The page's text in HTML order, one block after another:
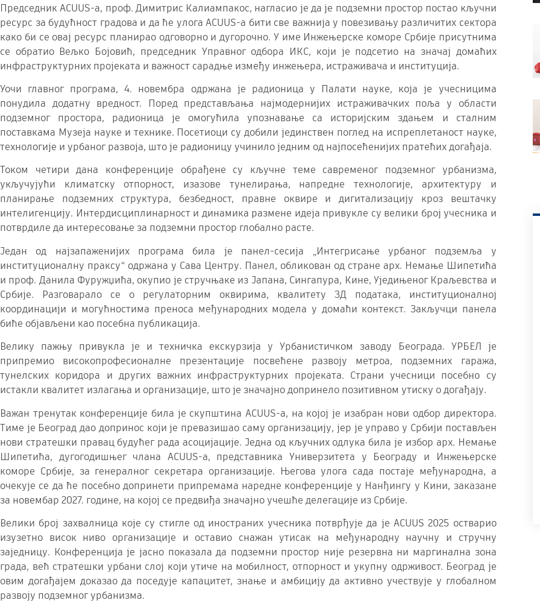
Председник ACUUS-а, проф. Димитрис Калиампакос, нагласио је да је подземни простор постао кључни
ресурс за будућност градова и да ће улога ACUUS-а бити све важнија у повезивању различитих сектора
како би се овај ресурс планирао одговорно и дугорочно. У име Инжењерске коморе Србије присутнима
се обратио Вељко Бојовић, председник Управног одбора ИКС, који је подсетио на значај домаћих
инфраструктурних пројеката и важност сарадње између инжењера, истраживача и институција.
Уочи главног програма, 4. новембра одржана је радионица у Палати науке, која је учесницима
понудила додатну вредност. Поред представљања најмодернијих истраживачких поља у области
подземног простора, радионица је омогућила упознавање са историјским здањем и сталним
поставкама Музеја науке и технике. Посетиоци су добили јединствен поглед на испреплетаност науке,
технологије и урбаног развоја, што је радионицу учинило једним од најпосећенијих пратећих догађаја.
Током четири дана конференције обрађене су кључне теме савременог подземног урбанизма,
укључујући климатску отпорност, изазове тунелирања, напредне технологије, архитектуру и
планирање подземних структура, безбедност, правне оквире и дигитализацију кроз вештачку
интелигенцију. Интердисциплинарност и динамика размене идеја привукле су велики број учесника и
потврдиле да интересовање за подземни простор глобално расте.
Један од најзапаженијих програма била је панел-сесија „Интегрисање урбаног подземља у
институционалну праксу“ одржана у Сава Центру. Панел, обликован од стране арх. Немање Шипетића
и проф. Данила Фуружџића, окупио је стручњаке из Јапана, Сингапура, Кине, Уједињеног Краљевства и
Србије. Разговарало се о регулаторним оквирима, квалитету 3Д података, институционалној
координацији и могућностима преноса међународних модела у домаћи контекст. Закључци панела
биће објављени као посебна публикација.
Велику пажњу привукла је и техничка екскурзија у Урбанистичком заводу Београда. УРБЕЛ је
припремио високопрофесионалне презентације посвећене развоју метроа, подземних гаража,
тунелских коридора и других важних инфраструктурних пројеката. Страни учесници посебно су
истакли квалитет излагања и организације, што је значајно допринело позитивном утиску о догађају.
Важан тренутак конференције била је скупштина ACUUS-а, на којој је изабран нови одбор директора.
Тиме је Београд дао допринос који је превазишао саму организацију, јер је управо у Србији постављен
нови стратешки правац будућег рада асоцијације. Једна од кључних одлука била је избор арх. Немање
Шипетића, дугогодишњег члана ACUUS-а, представника Универзитета у Београду и Инжењерске
коморе Србије, за генералног секретара организације. Његова улога сада постаје међународна, а
очекује се да ће посебно допринети припремама наредне конференције у Нанђингу у Кини, заказане
за новембар 2027. године, на којој се предвиђа значајно учешће делегације из Србије.
Велики број захвалница које су стигле од иностраних учесника потврђује да је ACUUS 2025 остварио
изузетно висок ниво организације и оставио снажан утисак на међународну научну и стручну
заједницу. Конференција је јасно показала да подземни простор није резервна ни маргинална зона
града, већ стратешки урбани слој који утиче на мобилност, отпорност и укупну одрживост. Београд је
овим догађајем доказао да поседује капацитет, знање и амбицију да активно учествује у глобалном
развоју подземног урбанизма.